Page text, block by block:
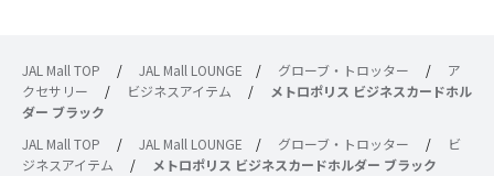
JAL Mall TOP / JAL Mall LOUNGE / グローブ・トロッター /
ア
クセサリー
/ ビジネスアイテム /
メトロポリス ビジネスカードホル
ダー ブラック
JAL Mall TOP
/ JAL Mall LOUNGE / グローブ・トロッター /
ビ
ジネスアイテム
/ メトロポリス ビジネスカードホルダー ブラック